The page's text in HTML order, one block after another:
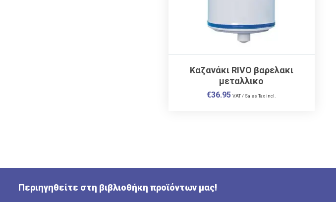
Καζανάκι RIVO βαρελακι
μεταλλικο
€36.95 VAT / Sales Tax incl.
Περιηγηθείτε στη βιβλιοθήκη προϊόντων μας!